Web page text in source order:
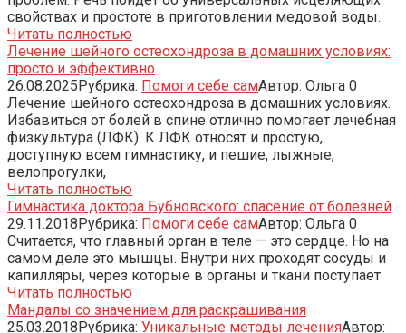
свойствах и простоте в приготовлении медовой воды.
Читать полностью
Лечение шейного остеохондроза в домашних условиях:
просто и эффективно
26.08.2025Рубрика: Помоги себе самАвтор: Ольга 0
Лечение шейного остеохондроза в домашних условиях.
Избавиться от болей в спине отлично помогает лечебная
физкультура (ЛФК). К ЛФК относят и простую,
доступную всем гимнастику, и пешие, лыжные,
велопрогулки,
Читать полностью
Гимнастика доктора Бубновского: спасение от болезней
29.11.2018Рубрика: Помоги себе самАвтор: Ольга 0
Считается, что главный орган в теле — это сердце. Но на
самом деле это мышцы. Внутри них проходят сосуды и
капилляры, через которые в органы и ткани поступает
Читать полностью
Мандалы со значением для раскрашивания
25.03.2018Рубрика: Уникальные методы леченияАвтор: